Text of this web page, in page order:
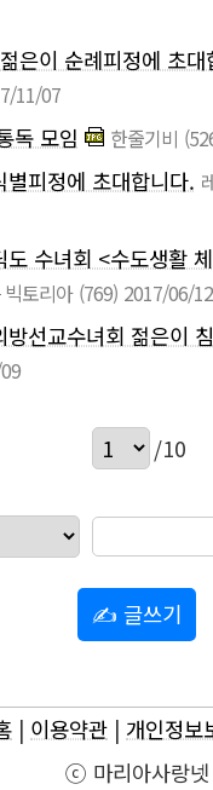
은이 순례피정에 초대
11/07
독 모임 한줄기비
별피정에 초대합니다.
도 수녀회 <수도생활
빅토리아 (769) 2017/06/12
방선교수녀회 젊은이
/10
✍ 글쓰기
| 이용약관 | 개인정보
ⓒ 마리아사랑넷